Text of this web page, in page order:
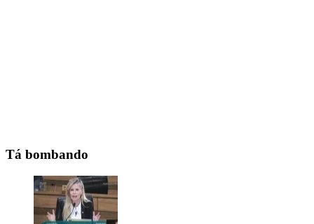
Tá bombando